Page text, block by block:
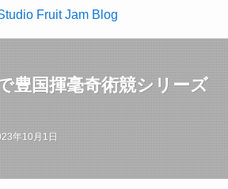
豊国揮毫奇術競シリーズ
年10月1日